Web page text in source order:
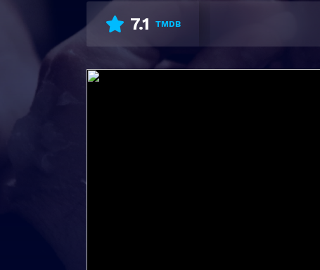
7.1 TMDB